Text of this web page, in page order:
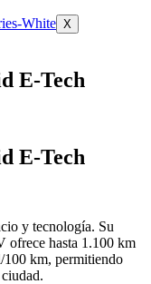
X
E-Tech
E-Tech
y tecnología. Su
ofrece hasta 1.100 km
100 km, permitiendo